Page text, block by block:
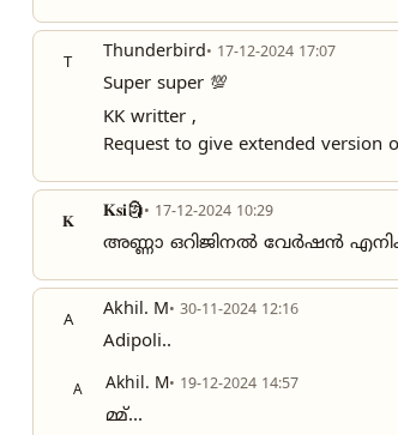
T Thunderbird• 17-12-2024 17:07
Super super 💯
KK writter ,
Request to give extended version
𝐊 𝐊𝐬𝐢🗿• 17-12-2024 10:29
അണ്ണാ ഒറിജിനൽ വേർഷൻ
A Akhil. M• 30-11-2024 12:16
Adipoli..
A Akhil. M• 19-12-2024 14:57
മ്മ്...